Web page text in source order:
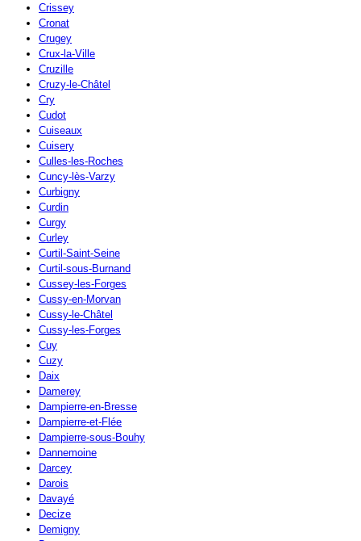
Crissey
Cronat
Crugey
Crux-la-Ville
Cruzille
Cruzy-le-Châtel
Cry
Cudot
Cuiseaux
Cuisery
Culles-les-Roches
Cuncy-lès-Varzy
Curbigny
Curdin
Curgy
Curley
Curtil-Saint-Seine
Curtil-sous-Burnand
Cussey-les-Forges
Cussy-en-Morvan
Cussy-le-Châtel
Cussy-les-Forges
Cuy
Cuzy
Daix
Damerey
Dampierre-en-Bresse
Dampierre-et-Flée
Dampierre-sous-Bouhy
Dannemoine
Darcey
Darois
Davayé
Decize
Demigny